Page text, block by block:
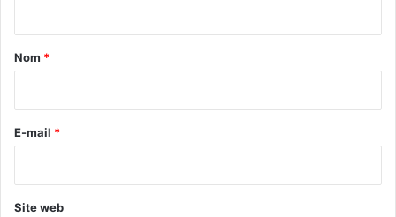
a
e
Nom *
E-mail *
Site web